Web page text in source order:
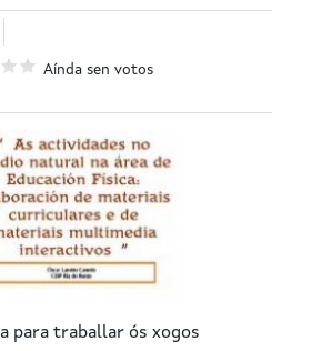
Aínda sen votos
para traballar ós xogos